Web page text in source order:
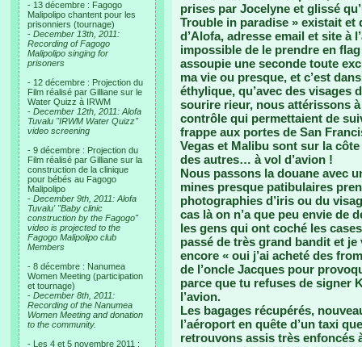
- 13 décembre : Fagogo
Malipolipo chantent pour les
prisonniers (tournage)
- December 13th, 2011:
Recording of Fagogo
Malipolipo singing for
prisoners
- 12 décembre : Projection du
Film réalisé par Gilliane sur le
Water Quizz à IRWM
- December 12th, 2011: Alofa
Tuvalu "IRWM Water Quizz"
video screening
- 9 décembre : Projection du
Film réalisé par Gilliane sur la
construction de la clinique
pour bébés au Fagogo
Malipolipo
- December 9th, 2011: Alofa
Tuvalu' "Baby clinic
construction by the Fagogo"
video is projected to the
Fagogo Malipolipo club
Members
- 8 décembre : Nanumea
Women Meeting (participation
et tournage)
- December 8th, 2011:
Recording of the Nanumea
Women Meeting and donation
to the community.
- Les 4 et 5 novembre 2011 :
prises par Jocelyne et glissé
Trouble in paradise » existait et
d’Alofa, adresse email et site à
impossible de le prendre en
assoupie une seconde toute
ma vie ou presque, et c’est
éthylique, qu’avec des visages
sourire rieur, nous attérissons
contrôle qui permettaient de
frappe aux portes de San
Vegas et Malibu sont sur la
des autres… à vol d’avion !
Nous passons la douane avec
mines presque patibulaires
photographies d’iris ou du
cas là on n’a que peu envie de
les gens qui ont coché les
passé de très grand bandit et
encore « oui j’ai acheté des
de l’oncle Jacques pour
parce que tu refuses de signer
l’avion.
Les bagages récupérés,
l’aéroport en quête d’un taxi
retrouvons assis très enfoncés